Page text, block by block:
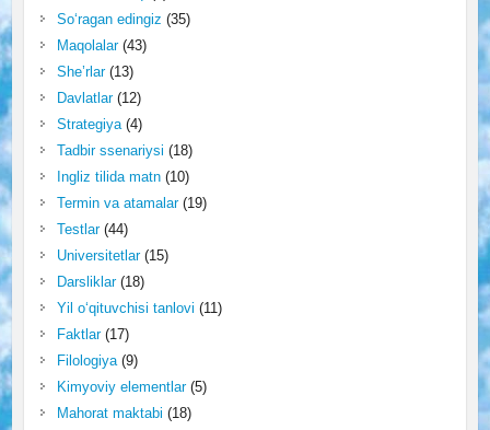
So‘ragan edingiz (35)
Maqolalar(43)
She’rlar(13)
Davlatlar(12)
Strategiya(4)
Tadbir ssenariysi (18)
Ingliz tilida matn(10)
Termin va atamalar(19)
Testlar(44)
Universitetlar(15)
Darsliklar(18)
Yil o‘qituvchisi tanlovi (11)
Faktlar(17)
Filologiya(9)
Kimyoviy elementlar(5)
Mahorat maktabi (18)